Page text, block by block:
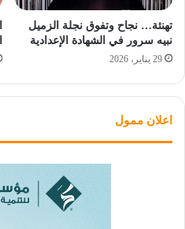
تهنئة… نجاح وتفوق نجلة الزميل
نبيه سرور في الشهادة الإعدادية
29 يناير، 2026
اعلان ممول